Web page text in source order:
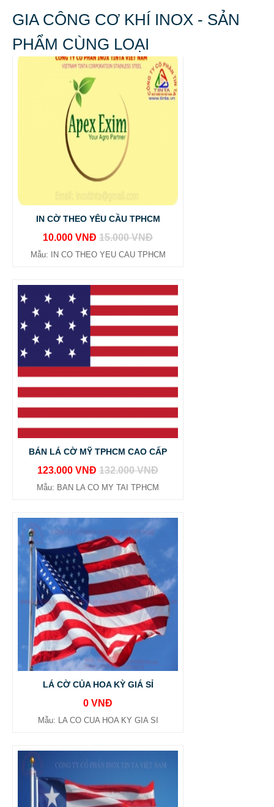
GIA CÔNG CƠ KHÍ INOX - SẢN
PHẨM CÙNG LOẠI
IN CỜ THEO YÊU CẦU TPHCM
10.000 VNĐ 15.000 VNĐ
Mẫu: IN CO THEO YEU CAU TPHCM
BÁN LÁ CỜ MỸ TPHCM CAO CẤP
123.000 VNĐ 132.000 VNĐ
Mẫu: BAN LA CO MY TAI TPHCM
LÁ CỜ CỦA HOA KỲ GIÁ SỈ
0 VNĐ
Mẫu: LA CO CUA HOA KY GIA SI